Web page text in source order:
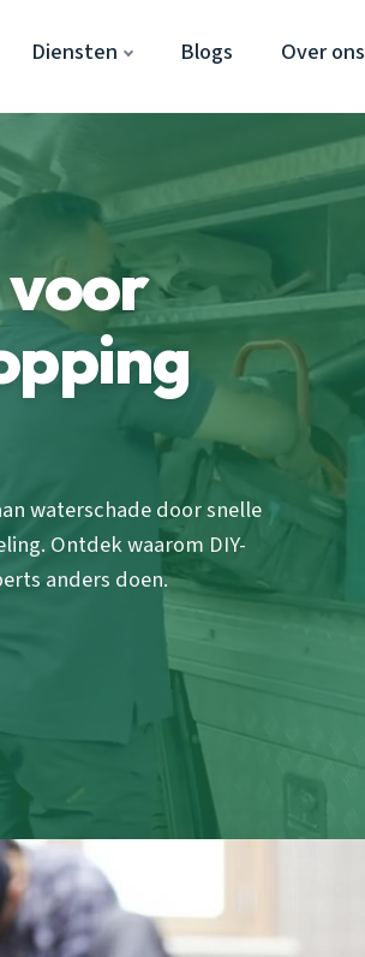
Diensten Blogs Over ons
voor
waterschade door snelle
Ontdek waarom DIY-
anders doen.